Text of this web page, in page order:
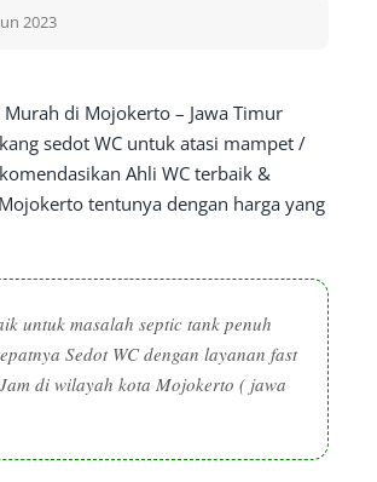
2023
Murah di Mojokerto – Jawa Timur
sedot WC untuk atasi mampet /
Ahli WC terbaik &
tentunya dengan harga yang
untuk masalah septic tank penuh
Sedot WC dengan layanan fast
di wilayah kota Mojokerto ( jawa